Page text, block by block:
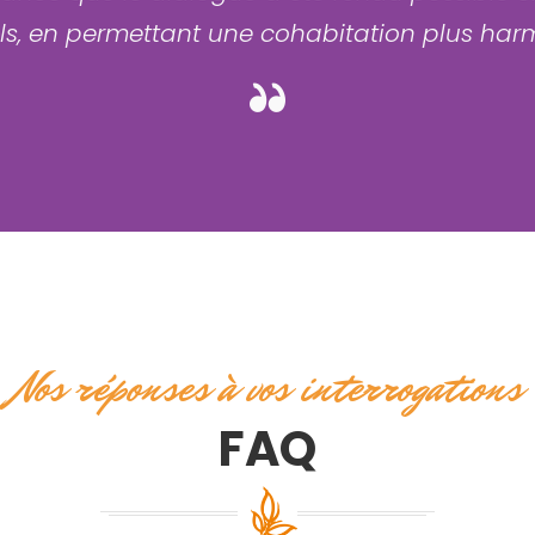
en permettant une cohabitation plus
Nos réponses à vos interrogations
FAQ